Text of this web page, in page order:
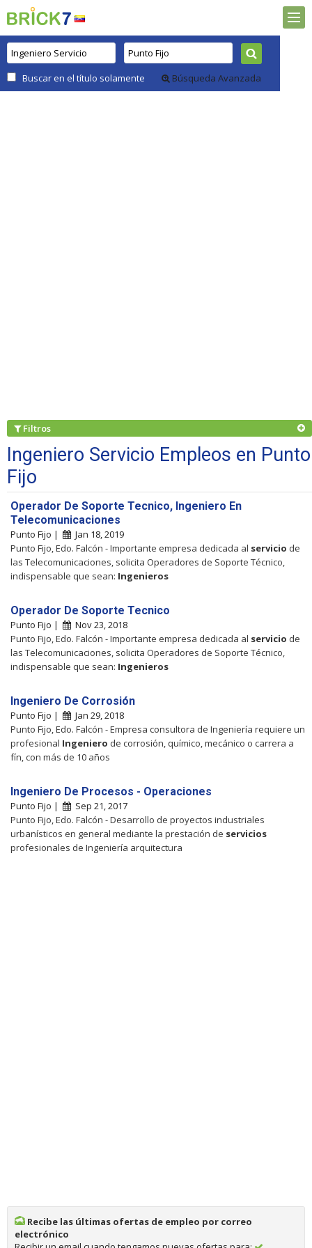
Buscar en el título solamente Búsqueda Avanzada
Filtros
Ingeniero Servicio Empleos en Punto
Fijo
Operador De Soporte Tecnico, Ingeniero En
Telecomunicaciones
Punto Fijo |
Jan 18, 2019
Punto Fijo, Edo. Falcón - Importante empresa dedicada al servicio de
las Telecomunicaciones, solicita Operadores de Soporte Técnico,
indispensable que sean: Ingenieros
Operador De Soporte Tecnico
Punto Fijo |
Nov 23, 2018
Punto Fijo, Edo. Falcón - Importante empresa dedicada al servicio de
las Telecomunicaciones, solicita Operadores de Soporte Técnico,
indispensable que sean: Ingenieros
Ingeniero De Corrosión
Punto Fijo |
Jan 29, 2018
Punto Fijo, Edo. Falcón - Empresa consultora de Ingeniería requiere un
profesional Ingeniero de corrosión, químico, mecánico o carrera a
fín, con más de 10 años
Ingeniero De Procesos - Operaciones
Punto Fijo |
Sep 21, 2017
Punto Fijo, Edo. Falcón - Desarrollo de proyectos industriales
urbanísticos en general mediante la prestación de servicios
profesionales de Ingeniería arquitectura
Recibe las últimas ofertas de empleo por correo
electrónico